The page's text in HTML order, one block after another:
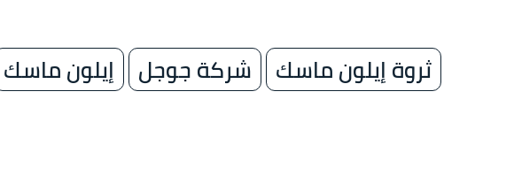
ثروة إيلون ماسك شركة جوجل إيلون ماسك